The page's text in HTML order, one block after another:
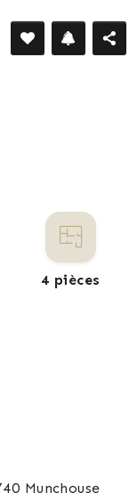
4 pièces
Munchouse